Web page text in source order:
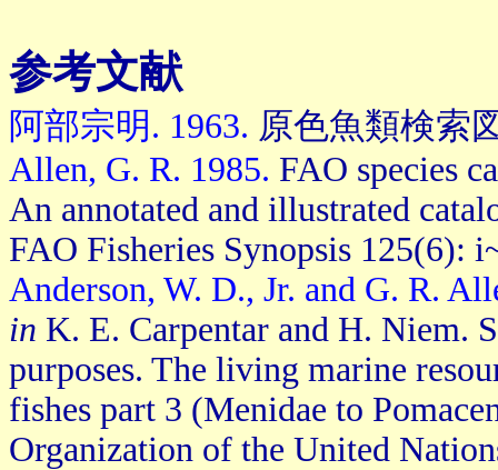
参考文献
阿部宗明. 1963. 原色魚類検索
Allen, G. R. 1985. FAO species
An annotated and illustrated
FAO Fisheries Synopsis
Anderson, W. D., Jr. and G. R.
in K. E. Carpentar and H. Niem.
purposes. The living marine
fishes part 3 (Menidae to
Organization of the United